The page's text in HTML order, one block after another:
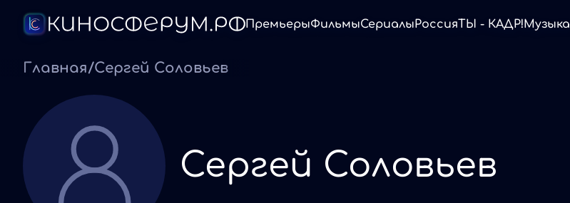
ПремьерыФильмыСериалыРоссияТЫ - КАДР!Музыка
Главная/Сергей Соловьев
Сергей Соловьев